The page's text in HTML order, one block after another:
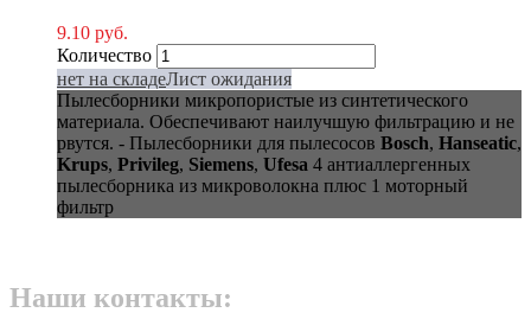
9.10 руб.
Количество
нет на складеЛист ожидания
Пылесборники микропористые из синтетического
материала. Обеспечивают наилучшую фильтрацию и не
рвутся. - Пылесборники для пылесосов Bosch, Hanseatic,
Krups, Privileg, Siemens, Ufesa 4 антиаллергенных
пылесборника из микроволокна плюс 1 моторный
фильтр
Наши контакты: